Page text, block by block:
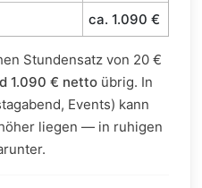
ca. 1.090 €
Stundensatz von 20 €
1.090 € netto übrig. In
Events) kann
liegen — in ruhigen